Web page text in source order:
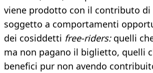
viene prodotto con il contributo
soggetto a comportamenti
dei cosiddetti free-riders:quelli
ma non pagano il biglietto, quelli
benefici pur non avendo